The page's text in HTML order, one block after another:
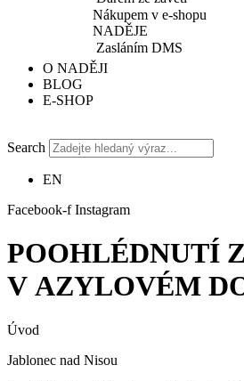
Nákupem v e-shopu
NADĚJE
Zasláním DMS
O NADĚJI
BLOG
E-SHOP
Search
EN
Facebook-f Instagram
POOHLÉDNUTÍ
V AZYLOVÉM
Úvod
Jablonec nad Nisou